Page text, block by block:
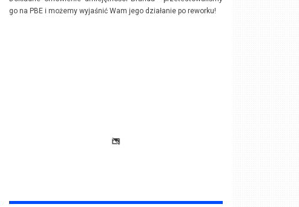
go na PBE i możemy wyjaśnić Wam jego działanie po reworku!